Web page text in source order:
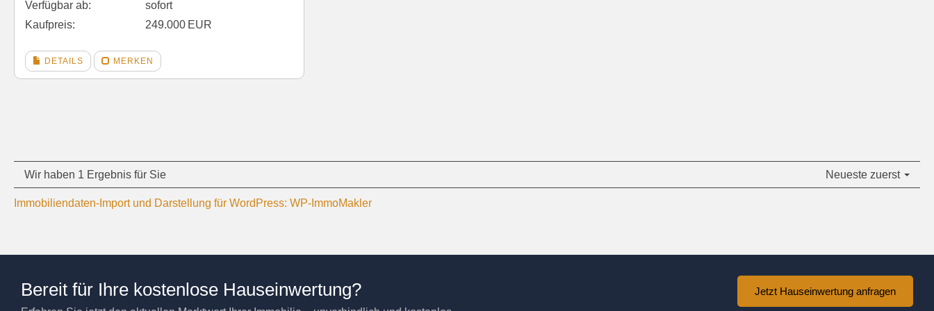
Verfügbar ab:
sofort
Kaufpreis:
249.000 EUR
DETAILS MERKEN
Wir haben 1 Ergebnis für Sie Neueste zuerst
Immobiliendaten-Import und Darstellung für WordPress: WP-ImmoMakler
Bereit für Ihre kostenlose Hauseinwertung? Jetzt Hauseinwertung anfragen